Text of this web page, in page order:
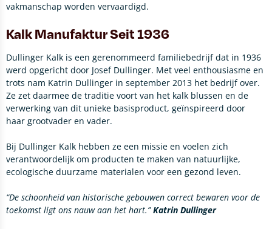
vakmanschap worden vervaardigd.
Kalk Manufaktur Seit 1936
Dullinger Kalk is een gerenommeerd familiebedrijf dat in 1936
werd opgericht door Josef Dullinger. Met veel enthousiasme en
trots nam Katrin Dullinger in september 2013 het bedrijf over.
Ze zet daarmee de traditie voort van het kalk blussen en de
verwerking van dit unieke basisproduct, geïnspireerd door
haar grootvader en vader.
Bij Dullinger Kalk hebben ze een missie en voelen zich
verantwoordelijk om producten te maken van natuurlijke,
ecologische duurzame materialen voor een gezond leven.
“De schoonheid van historische gebouwen correct bewaren voor de
toekomst ligt ons nauw aan het hart.”Katrin Dullinger